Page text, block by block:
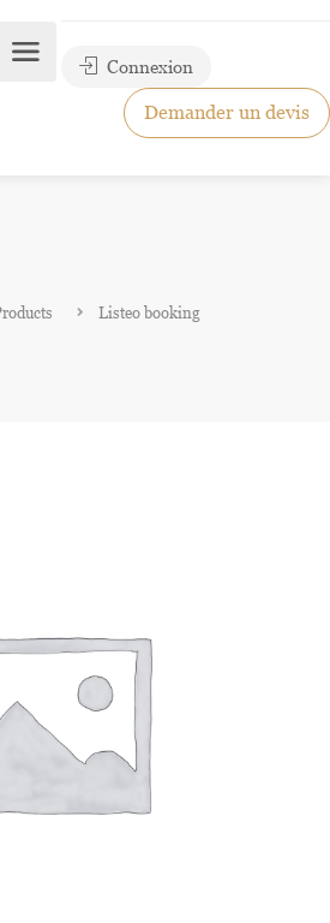
Connexion
Demander un devis
Listeo booking